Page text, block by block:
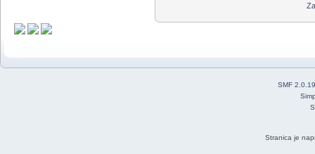
SMF 2.0.19
Stranica je